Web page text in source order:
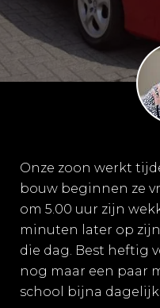
Onze zoon werkt
bouw beginnen ze
om 5.00 uur zijn
minuten later op
die dag. Best heftig
nog maar een paar
school bijna